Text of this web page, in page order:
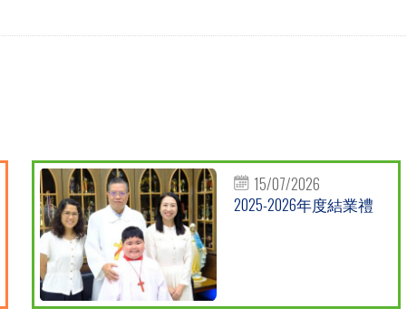
15/07/2026
2025-2026年度結業禮